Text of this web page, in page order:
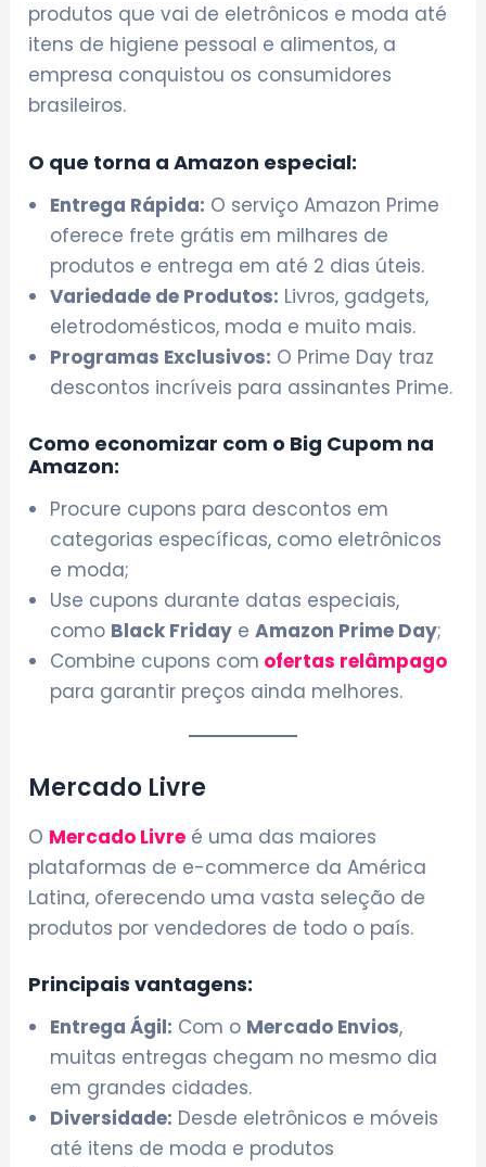
produtos que vai de eletrônicos e moda até
itens de higiene pessoal e alimentos, a
empresa conquistou os consumidores
brasileiros.
O que torna a Amazon especial:
Entrega Rápida: O serviço Amazon Prime
oferece frete grátis em milhares de
produtos e entrega em até 2 dias úteis.
Variedade de Produtos: Livros, gadgets,
eletrodomésticos, moda e muito mais.
Programas Exclusivos: O Prime Day traz
descontos incríveis para assinantes Prime.
Como economizar com o Big Cupom na
Amazon:
Procure cupons para descontos em
categorias específicas, como eletrônicos
e moda;
Use cupons durante datas especiais,
como Black Friday eAmazon Prime Day;
Combine cupons com ofertas relâmpago
para garantir preços ainda melhores.
Mercado Livre
O Mercado Livre é uma das maiores
plataformas de e-commerce da América
Latina, oferecendo uma vasta seleção de
produtos por vendedores de todo o país.
Principais vantagens:
Entrega Ágil: Com o Mercado Envios,
muitas entregas chegam no mesmo dia
em grandes cidades.
Diversidade: Desde eletrônicos e móveis
até itens de moda e produtos